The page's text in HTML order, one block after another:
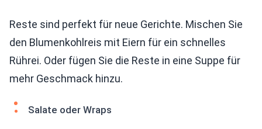
Reste sind perfekt für neue Gerichte. Mischen Sie
den Blumenkohlreis mit Eiern für ein schnelles
Rührei. Oder fügen Sie die Reste in eine Suppe für
mehr Geschmack hinzu.
Salate oder Wraps